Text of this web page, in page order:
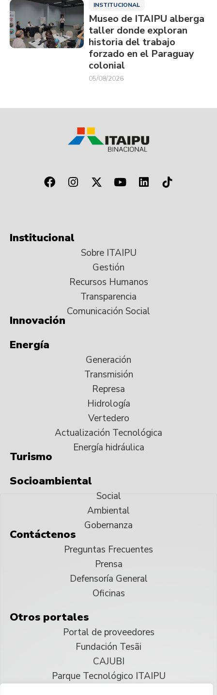
INSTITUCIONAL
Museo de ITAIPU alberga
taller donde exploran
historia del trabajo
forzado en el Paraguay
colonial
05/08/2026
Institucional
Sobre ITAIPU
Gestión
Recursos Humanos
Transparencia
Comunicación Social
Innovación
Energía
Generación
Transmisión
Represa
Hidrología
Vertedero
Actualización Tecnológica
Energía hidráulica
Turismo
Socioambiental
Social
Ambiental
Gobernanza
Contáctenos
Preguntas Frecuentes
Prensa
Defensoría General
Oficinas
Otros portales
Portal de proveedores
Fundación Tesãi
CAJUBI
Parque Tecnológico ITAIPU